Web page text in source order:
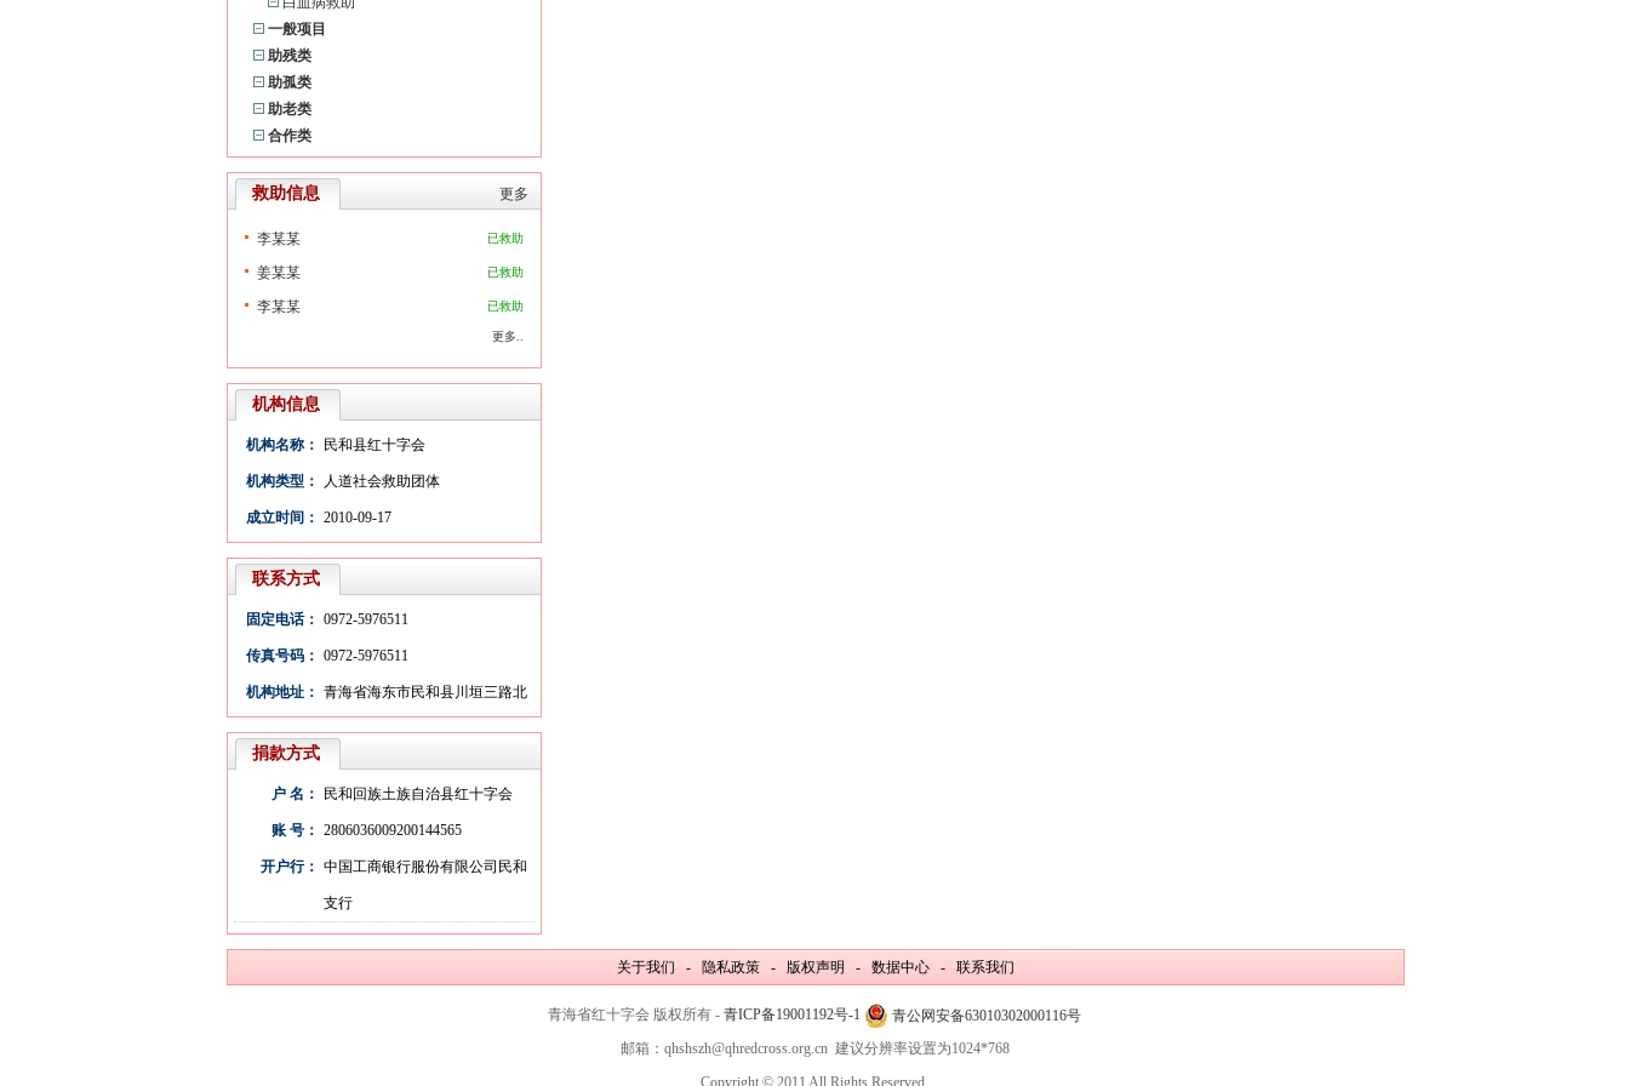
一般项目
助残类
助孤类
助老类
合作类
更多
救助信息
已救助
李某某
已救助
姜某某
已救助
李某某
更多..
机构信息
机构名称： 民和县红十字会
机构类型： 人道社会救助团体
成立时间： 2010-09-17
联系方式
固定电话： 0972-5976511
传真号码： 0972-5976511
机构地址： 青海省海东市民和县川垣三路北
捐款方式
户 名： 民和回族土族自治县红十字会
账 号： 2806036009200144565
开户行： 中国工商银行服份有限公司民和
支行
关于我们 - 隐私政策 - 版权声明 - 数据中心 - 联系我们
青海省红十字会 版权所有 - 青ICP备19001192号-1
青公网安备63010302000116号
邮箱：qhshszh@qhredcross.org.cn 建议分辨率设置为1024*768
Copyright © 2011 All Rights Reserved